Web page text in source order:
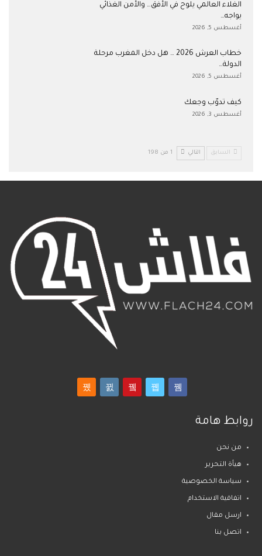
الغلاء العالمي يلوح في الأفق… والأمن الغذائي
يواجه…
أغسطس 5, 2026
خطاب العرش 2026 … هل دخل المغرب مرحلة
الدولة…
أغسطس 5, 2026
كيف تدوّب وجعك
أغسطس 3, 2026
السابق التالي 1 من 198
روابط هامة
من نحن
هيأة التحرير
سياسة الخصوصية
اتفاقية الاستخدام
ارسل مقال
اتصل بنا